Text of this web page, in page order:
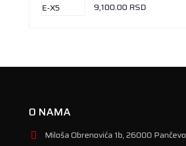
9,100.00 RSD
O NAMA
Miloša Obrenovića 1b, 26000 Pančevo